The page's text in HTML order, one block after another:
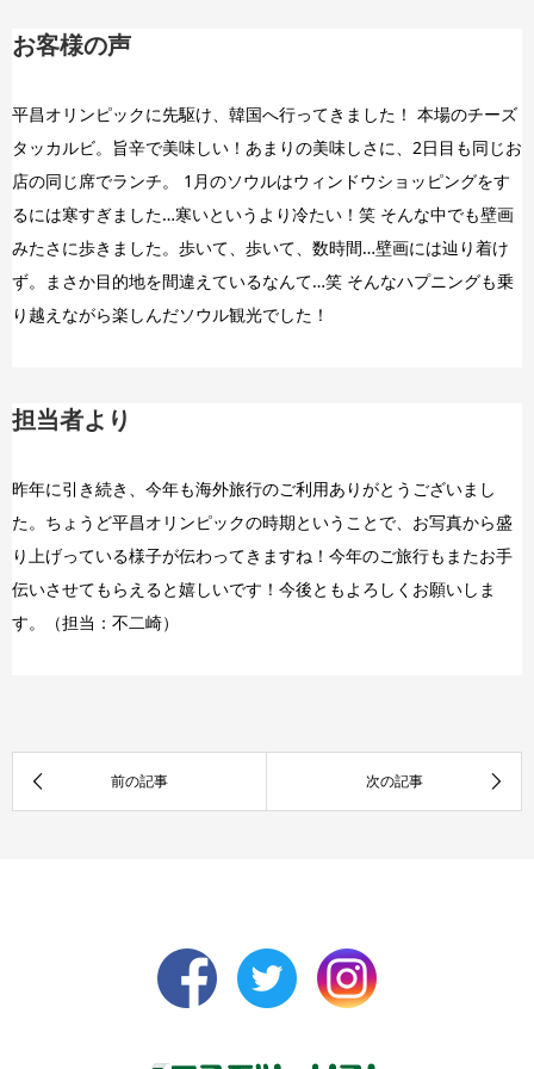
お客様の声
平昌オリンピックに先駆け、韓国へ行ってきました！ 本場のチーズ
タッカルビ。旨辛で美味しい！あまりの美味しさに、2日目も同じお
店の同じ席でランチ。 1月のソウルはウィンドウショッピングをす
るには寒すぎました…寒いというより冷たい！笑 そんな中でも壁画
みたさに歩きました。歩いて、歩いて、数時間…壁画には辿り着け
ず。まさか目的地を間違えているなんて…笑 そんなハプニングも乗
り越えながら楽しんだソウル観光でした！
担当者より
昨年に引き続き、今年も海外旅行のご利用ありがとうございまし
た。ちょうど平昌オリンピックの時期ということで、お写真から盛
り上げっている様子が伝わってきますね！今年のご旅行もまたお手
伝いさせてもらえると嬉しいです！今後ともよろしくお願いしま
す。（担当：不二崎）